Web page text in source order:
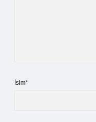
İsim*